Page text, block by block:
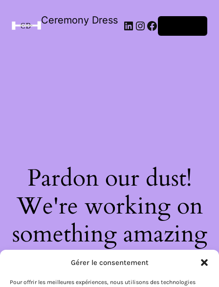
Gérer le consentement
Pour offrir les meilleures expériences, nous utilisons des technologies
Ceremony Dress
Pardon our dust!
We're working on
something amazing
— check back soon!